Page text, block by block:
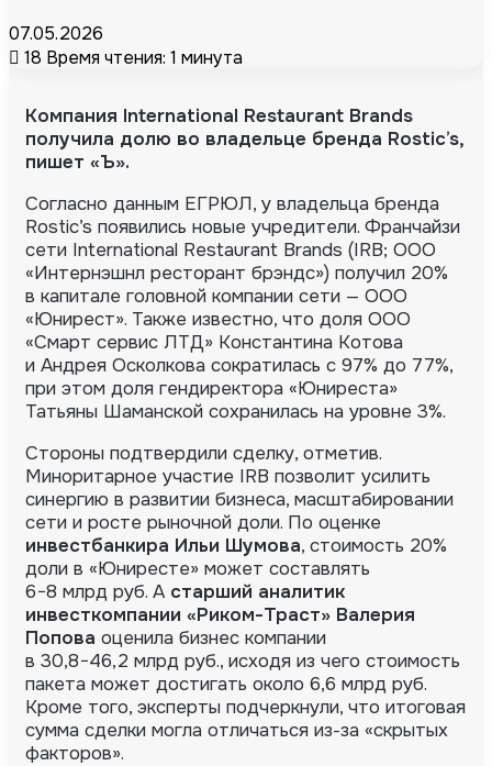
07.05.2026
18 Время чтения: 1 минута
Компания International Restaurant Brands
получила долю во владельце бренда Rostic’s,
пишет «Ъ».
Согласно данным ЕГРЮЛ, у владельца бренда
Rostic’s появились новые учредители. Франчайзи
сети International Restaurant Brands (IRB; ООО
«Интернэшнл ресторант брэндс») получил 20%
в капитале головной компании сети — ООО
«Юнирест». Также известно, что доля ООО
«Смарт сервис ЛТД» Константина Котова
и Андрея Осколкова сократилась с 97% до 77%,
при этом доля гендиректора «Юниреста»
Татьяны Шаманской сохранилась на уровне 3%.
Стороны подтвердили сделку, отметив.
Миноритарное участие IRB позволит усилить
синергию в развитии бизнеса, масштабировании
сети и росте рыночной доли. По оценке
инвестбанкира Ильи Шумова, стоимость 20%
доли в «Юниресте» может составлять
6−8 млрд руб. А старший аналитик
инвесткомпании «Риком-Траст» Валерия
Попова оценила бизнес компании
в 30,8−46,2 млрд руб., исходя из чего стоимость
пакета может достигать около 6,6 млрд руб.
Кроме того, эксперты подчеркнули, что итоговая
сумма сделки могла отличаться из-за «скрытых
факторов».